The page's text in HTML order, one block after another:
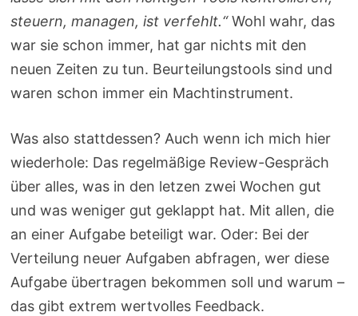
steuern, managen, ist verfehlt.“Wohl wahr, das
war sie schon immer, hat gar nichts mit den
neuen Zeiten zu tun. Beurteilungstools sind und
waren schon immer ein Machtinstrument.
Was also stattdessen? Auch wenn ich mich hier
wiederhole: Das regelmäßige Review-Gespräch
über alles, was in den letzen zwei Wochen gut
und was weniger gut geklappt hat. Mit allen, die
an einer Aufgabe beteiligt war. Oder: Bei der
Verteilung neuer Aufgaben abfragen, wer diese
Aufgabe übertragen bekommen soll und warum –
das gibt extrem wertvolles Feedback.